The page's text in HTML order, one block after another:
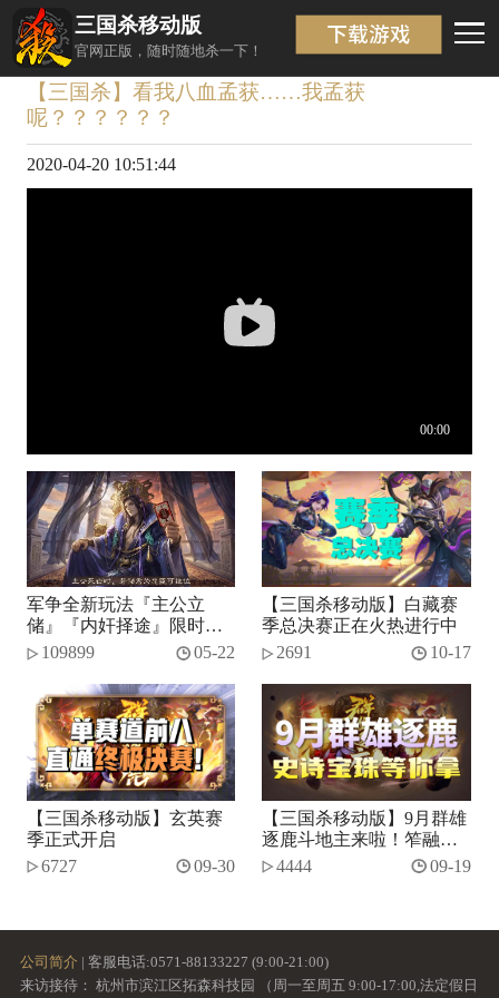
三国杀移动版
官网正版，随时随地杀一下！
返回
【三国杀】看我八血孟获……我孟获
呢？？？？？？
2020-04-20 10:51:44
军争全新玩法『主公立
储』『内奸择途』限时开
启！109899 05-22
【三国杀移动版】白藏赛
季总决赛正在火热进行中
2691
10-17
【三国杀移动版】玄英赛
季正式开启
6727
09-30
【三国杀移动版】9月群雄
逐鹿斗地主来啦！笮融、
势张燕加入将池~
4444 09-19
公司简介 | 客服电话:0571-88133227 (9:00-21:00)
来访接待： 杭州市滨江区拓森科技园 （周一至周五 9:00-17:00,法定假日